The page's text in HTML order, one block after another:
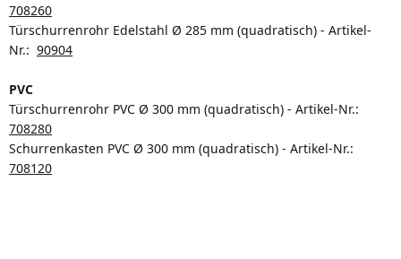
708260
Türschurrenrohr Edelstahl Ø 285 mm (quadratisch) - Artikel-
Nr.: 90904
PVC
Türschurrenrohr PVC Ø 300 mm (quadratisch) - Artikel-Nr.:
708280
Schurrenkasten PVC Ø 300 mm (quadratisch) - Artikel-Nr.:
708120